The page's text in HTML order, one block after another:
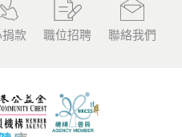
捐款 職位招聘 聯絡我們